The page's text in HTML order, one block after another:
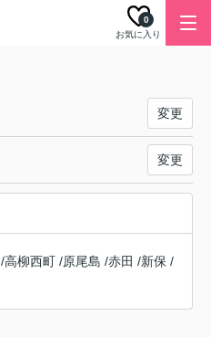
お気に入り
0
変更
変更
/高柳西町 /原尾島 /赤田 /新保 /